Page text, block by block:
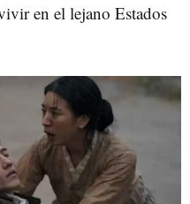
en el lejano Estados